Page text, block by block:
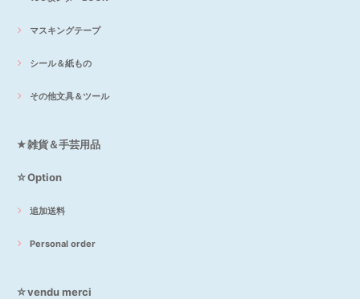
マスキングテープ
シール＆紙もの
その他文具＆ツール
★雑貨＆手芸用品
☆Option
追加送料
Personal order
☆vendu merci